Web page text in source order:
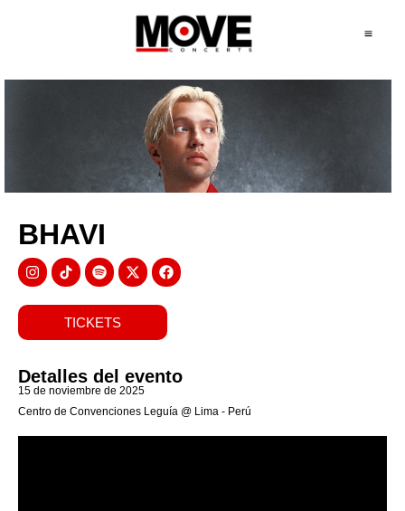
BHAVI
TICKETS
Detalles del evento
15 de noviembre de 2025
Centro de Convenciones Leguía @ Lima - Perú